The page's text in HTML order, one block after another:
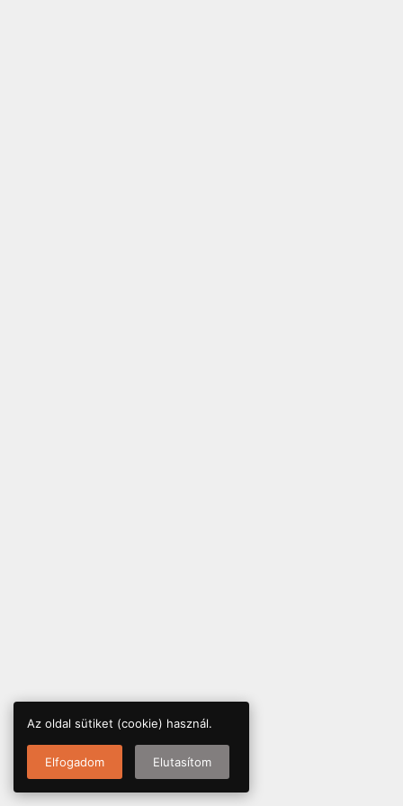
Az oldal sütiket (cookie) használ.
Elfogadom Elutasítom